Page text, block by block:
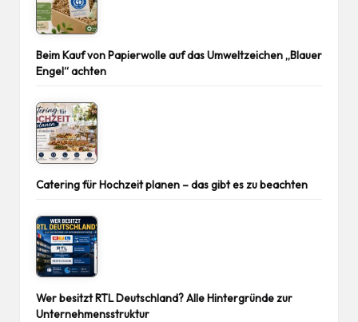
Beim Kauf von Papierwolle auf das Umweltzeichen „Blauer
Engel“ achten
Catering für Hochzeit planen – das gibt es zu beachten
Wer besitzt RTL Deutschland? Alle Hintergründe zur
Unternehmensstruktur